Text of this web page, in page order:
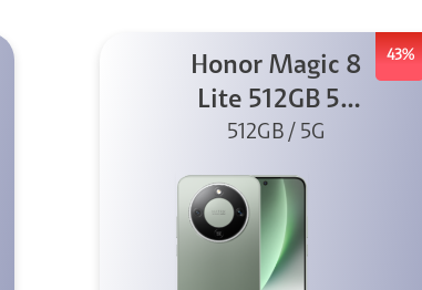
43%
Honor Magic 8
Lite 512GB 5G
Verde
512GB / 5G